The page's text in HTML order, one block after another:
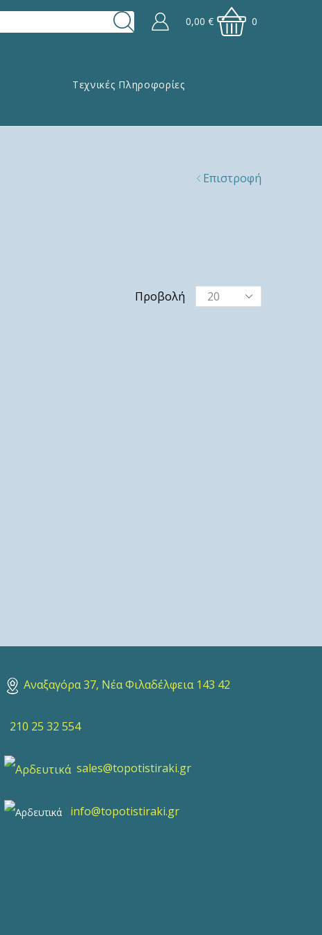
0,00€ 0
Τεχνικές Πληροφορίες
Επιστροφή
Προβολή
Αναξαγόρα 37, Νέα Φιλαδέλφεια 143 42
210 25 32 554
sales@topotistiraki.gr
info@topotistiraki.gr